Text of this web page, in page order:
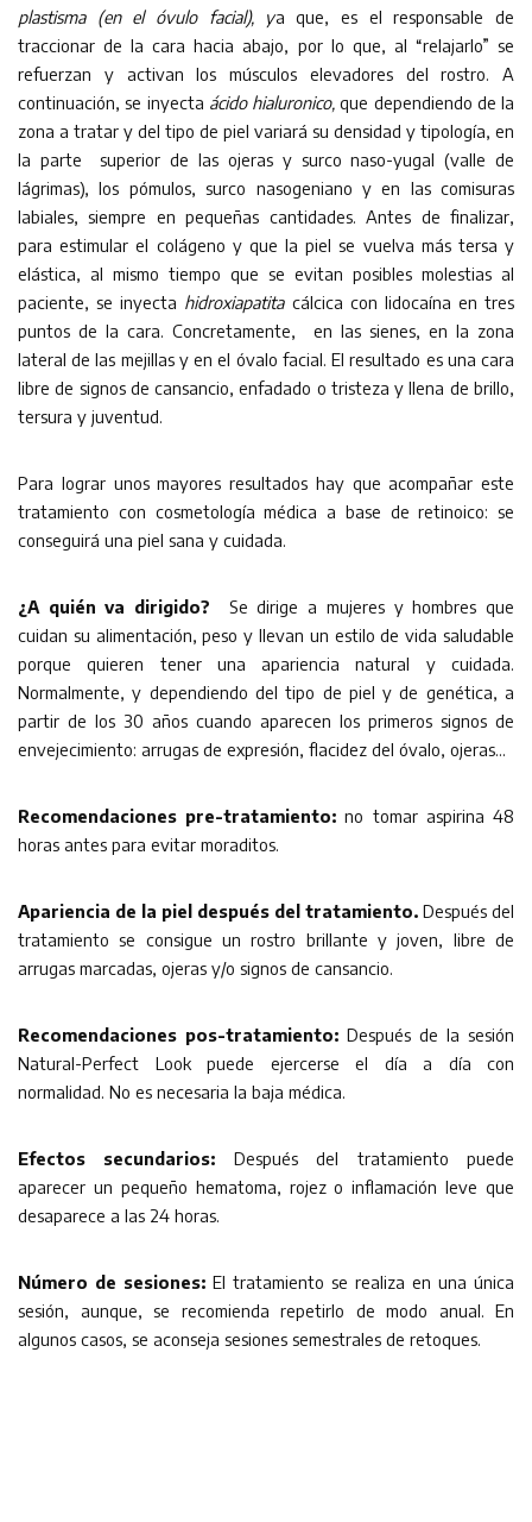
plastisma (en el óvulo facial), ya que, es el responsable de
traccionar de la cara hacia abajo, por lo que, al “relajarlo” se
refuerzan y activan los músculos elevadores del rostro. A
continuación, se inyecta ácido hialuronico, que dependiendo de la
zona a tratar y del tipo de piel variará su densidad y tipología, en
la parte superior de las ojeras y surco naso-yugal (valle de
lágrimas), los pómulos, surco nasogeniano y en las comisuras
labiales, siempre en pequeñas cantidades. Antes de finalizar,
para estimular el colágeno y que la piel se vuelva más tersa y
elástica, al mismo tiempo que se evitan posibles molestias al
paciente, se inyecta hidroxiapatitacálcica con lidocaína en tres
puntos de la cara. Concretamente, en las sienes, en la zona
lateral de las mejillas y en el óvalo facial. El resultado es una cara
libre de signos de cansancio, enfadado o tristeza y llena de brillo,
tersura y juventud.
Para lograr unos mayores resultados hay que acompañar este
tratamiento con cosmetología médica a base de retinoico: se
conseguirá una piel sana y cuidada.
¿A quién va dirigido?
Se dirige a mujeres y hombres que
cuidan su alimentación, peso y llevan un estilo de vida saludable
porque quieren tener una apariencia natural y cuidada.
Normalmente, y dependiendo del tipo de piel y de genética, a
partir de los 30 años cuando aparecen los primeros signos de
envejecimiento: arrugas de expresión, flacidez del óvalo, ojeras…
Recomendaciones pre-tratamiento:no tomar aspirina 48
horas antes para evitar moraditos.
Apariencia de la piel después del tratamiento. Después del
tratamiento se consigue un rostro brillante y joven, libre de
arrugas marcadas, ojeras y/o signos de cansancio.
Recomendaciones pos-tratamiento: Después de la sesión
Natural-Perfect Look puede ejercerse el día a día con
normalidad. No es necesaria la baja médica.
Efectos secundarios: Después del tratamiento puede
aparecer un pequeño hematoma, rojez o inflamación leve que
desaparece a las 24 horas.
Número de sesiones: El tratamiento se realiza en una única
sesión, aunque, se recomienda repetirlo de modo anual. En
algunos casos, se aconseja sesiones semestrales de retoques.